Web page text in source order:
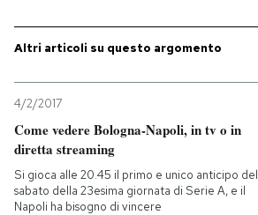
SHOP
CALENDARIO
Altri articoli su questo argomento
4/2/2017
Come vedere Bologna-Napoli, in tv o in
diretta streaming
Si gioca alle 20.45 il primo e unico anticipo del
sabato della 23esima giornata di Serie A, e il
Napoli ha bisogno di vincere